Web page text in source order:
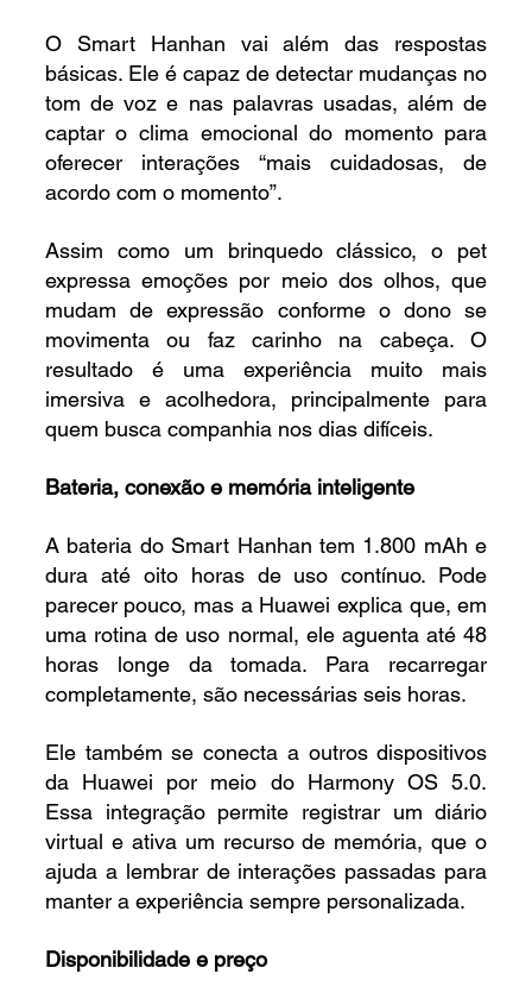
O Smart Hanhan vai além das respostas
básicas. Ele é capaz de detectar mudanças no
tom de voz e nas palavras usadas, além de
captar o clima emocional do momento para
oferecer interações “mais cuidadosas, de
acordo com o momento”.
Assim como um brinquedo clássico, o pet
expressa emoções por meio dos olhos, que
mudam de expressão conforme o dono se
movimenta ou faz carinho na cabeça. O
resultado é uma experiência muito mais
imersiva e acolhedora, principalmente para
quem busca companhia nos dias difíceis.
Bateria, conexão e memória inteligente
A bateria do Smart Hanhan tem 1.800 mAh e
dura até oito horas de uso contínuo. Pode
parecer pouco, mas a Huawei explica que, em
uma rotina de uso normal, ele aguenta até 48
horas longe da tomada. Para recarregar
completamente, são necessárias seis horas.
Ele também se conecta a outros dispositivos
da Huawei por meio do Harmony OS 5.0.
Essa integração permite registrar um diário
virtual e ativa um recurso de memória, que o
ajuda a lembrar de interações passadas para
manter a experiência sempre personalizada.
Disponibilidade e preço